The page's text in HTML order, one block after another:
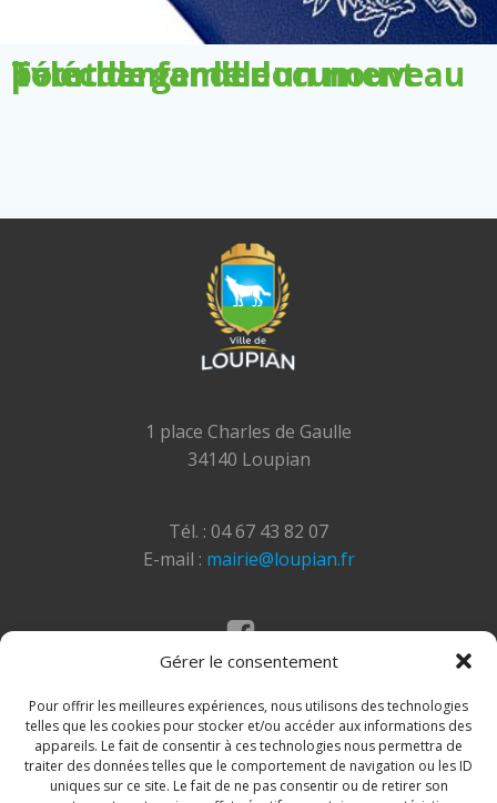
Gérer le consentement
Pour offrir les meilleures expériences, nous utilisons des technologies
telles que les cookies pour stocker et/ou accéder aux informations des
appareils. Le fait de consentir à ces technologies nous permettra de
traiter des données telles que le comportement de navigation ou les ID
uniques sur ce site. Le fait de ne pas consentir ou de retirer son
Télécharger le document pour demander un nouveau livret de famille
1 place Charles de Gaulle
34140 Loupian
Tél. : 04 67 43 82 07
E-mail : mairie@loupian.fr